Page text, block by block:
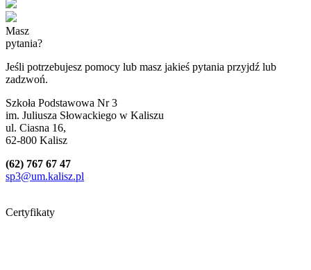
Masz
pytania?
Jeśli potrzebujesz pomocy lub masz jakieś pytania przyjdź lub
zadzwoń.
Szkoła Podstawowa Nr 3
im. Juliusza Słowackiego w Kaliszu
ul. Ciasna 16,
62-800 Kalisz
(62) 767 67 47
sp3@um.kalisz.pl
Certyfikaty